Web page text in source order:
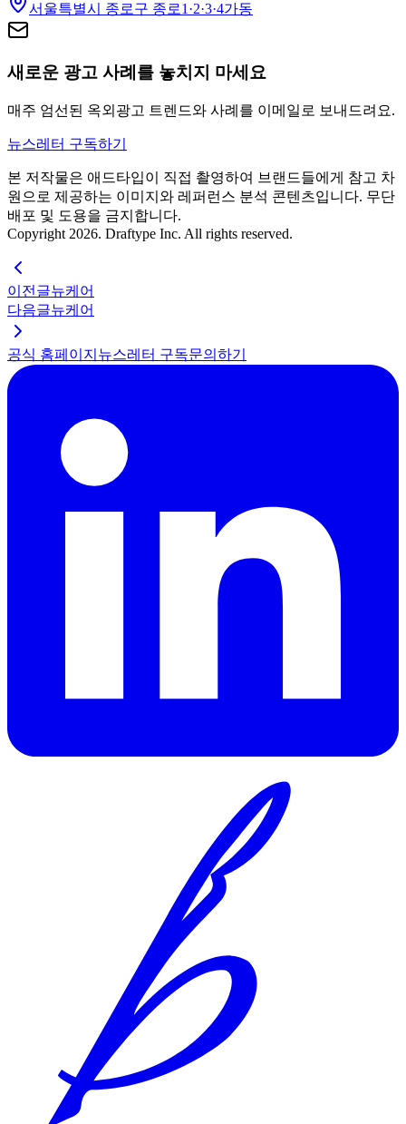
서울특별시 종로구 종로1·2·3·4가동
새로운 광고 사례를 놓치지 마세요
매주 엄선된 옥외광고 트렌드와 사례를 이메일로 보내드려요.
뉴스레터 구독하기
본 저작물은 애드타입이 직접 촬영하여 브랜드들에게 참고 차
원으로 제공하는 이미지와 레퍼런스 분석 콘텐츠입니다. 무단
배포 및 도용을 금지합니다.
Copyright 2026. Draftype Inc. All rights reserved.
이전글뉴케어
다음글뉴케어
공식 홈페이지 뉴스레터 구독문의하기